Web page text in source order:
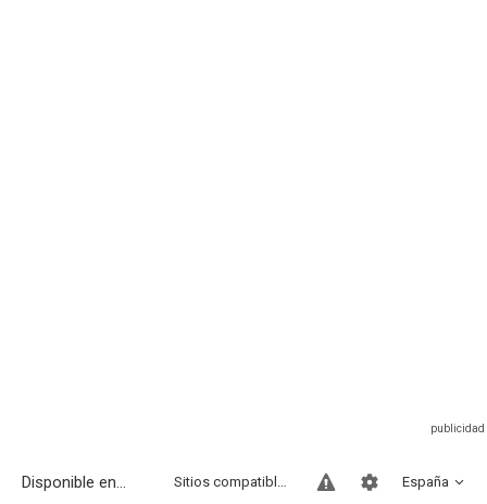
Disponible en... España
Sitios compatibles